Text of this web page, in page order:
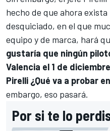
hecho de que ahora
desquiciado, en el que
equipo y de marca, hará
gustaría que ningún
Valencia el 1 de
Pirelli ¿Qué va a probar
embargo, eso pasará.
Por si te lo